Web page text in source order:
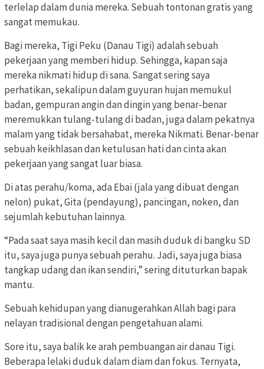
terlelap dalam dunia mereka. Sebuah tontonan gratis yang
sangat memukau.
Bagi mereka, Tigi Peku (Danau Tigi) adalah sebuah
pekerjaan yang memberi hidup. Sehingga, kapan saja
mereka nikmati hidup di sana. Sangat sering saya
perhatikan, sekalipun dalam guyuran hujan memukul
badan, gempuran angin dan dingin yang benar-benar
meremukkan tulang-tulang di badan, juga dalam pekatnya
malam yang tidak bersahabat, mereka Nikmati. Benar-benar
sebuah keikhlasan dan ketulusan hati dan cinta akan
pekerjaan yang sangat luar biasa.
Di atas perahu/koma, ada Ebai (jala yang dibuat dengan
nelon) pukat, Gita (pendayung), pancingan, noken, dan
sejumlah kebutuhan lainnya.
“Pada saat saya masih kecil dan masih duduk di bangku SD
itu, saya juga punya sebuah perahu. Jadi, saya juga biasa
tangkap udang dan ikan sendiri,” sering dituturkan bapak
mantu.
Sebuah kehidupan yang dianugerahkan Allah bagi para
nelayan tradisional dengan pengetahuan alami.
Sore itu, saya balik ke arah pembuangan air danau Tigi.
Beberapa lelaki duduk dalam diam dan fokus. Ternyata,